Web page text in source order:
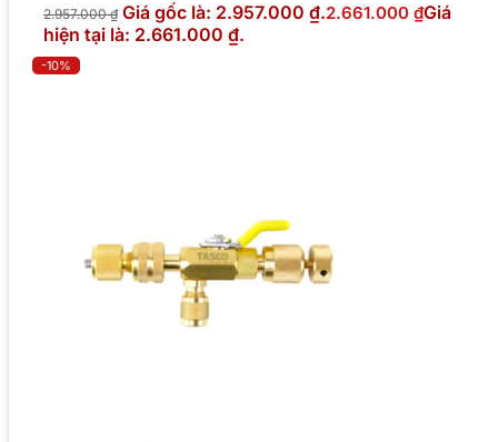
2.957.000₫ Giá gốc là: 2.957.000 ₫.2.661.000 ₫Giá
hiện tại là: 2.661.000 ₫.
-10%